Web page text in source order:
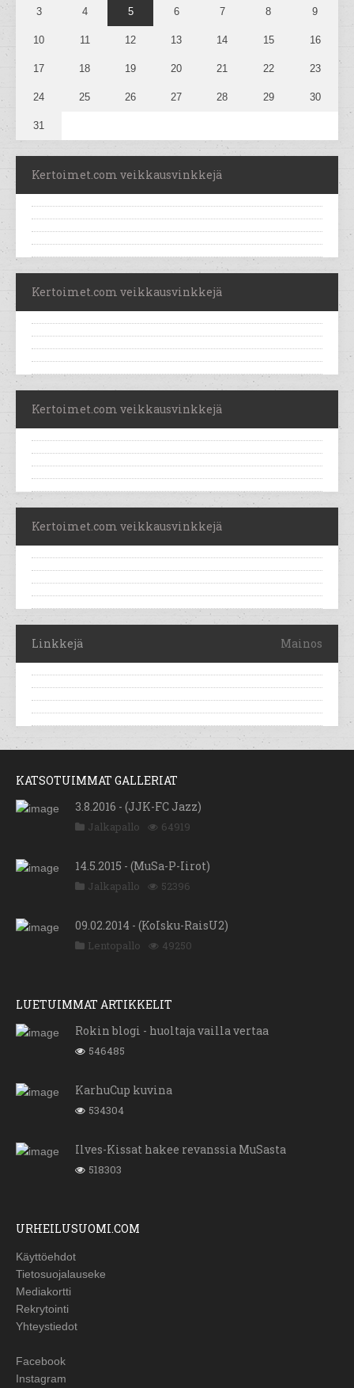
3 4 5 6 7 8 9
10 11 12 13 14 15 16
17 18 19 20 21 22 23
24 25 26 27 28 29 30
31
Kertoimet.com veikkausvinkkejä
Kertoimet.com veikkausvinkkejä
Kertoimet.com veikkausvinkkejä
Kertoimet.com veikkausvinkkejä
Linkkejä Mainos
KATSOTUIMMAT GALLERIAT
3.8.2016 - (JJK-FC Jazz)
Jalkapallo 64919
14.5.2015 - (MuSa-P-Iirot)
Jalkapallo 52396
09.02.2014 - (KoIsku-RaisU2)
Lentopallo 49250
LUETUIMMAT ARTIKKELIT
Rokin blogi - huoltaja vailla vertaa
546485
KarhuCup kuvina
534304
Ilves-Kissat hakee revanssia MuSasta
518303
URHEILUSUOMI.COM
Käyttöehdot
Tietosuojalauseke
Mediakortti
Rekrytointi
Yhteystiedot
Facebook
Instagram